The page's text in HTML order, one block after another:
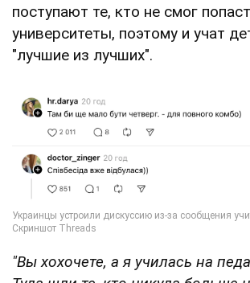
поступают те, кто не смог
университеты, поэтому и учат
"лучшие из лучших".
"Вы хохочете, а я училась на